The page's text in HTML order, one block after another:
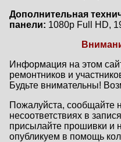
Дополнительная
панели: 1080p Full HD,
Информация на этом
ремонтников и
Будьте внимательны!
Пожалуйста, сообщайте
несоответствиях в
присылайте прошивки и
опубликуем в помощь